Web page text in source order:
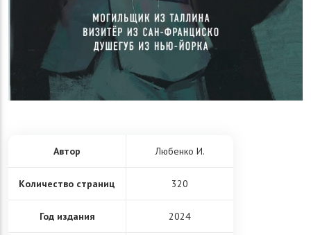
Автор Любенко И.
Количество страниц 320
Год издания 2024